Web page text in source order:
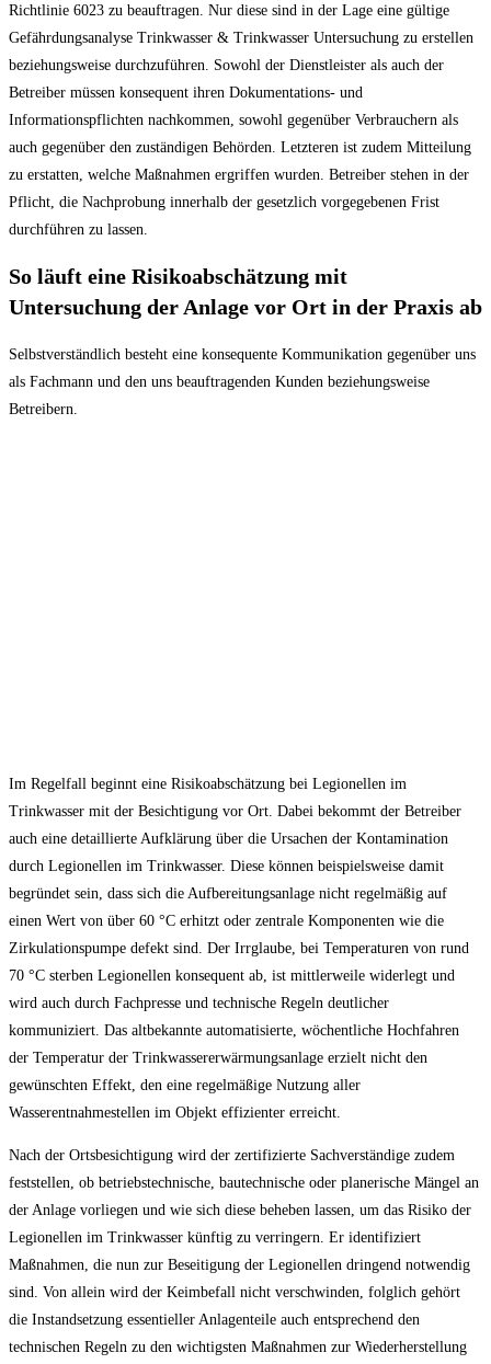
Richtlinie 6023 zu beauftragen. Nur diese sind in der Lage eine gültige
Gefährdungsanalyse Trinkwasser & Trinkwasser Untersuchung zu erstellen
beziehungsweise durchzuführen. Sowohl der Dienstleister als auch der
Betreiber müssen konsequent ihren Dokumentations- und
Informationspflichten nachkommen, sowohl gegenüber Verbrauchern als
auch gegenüber den zuständigen Behörden. Letzteren ist zudem Mitteilung
zu erstatten, welche Maßnahmen ergriffen wurden. Betreiber stehen in der
Pflicht, die Nachprobung innerhalb der gesetzlich vorgegebenen Frist
durchführen zu lassen.
So läuft eine Risikoabschätzung mit
Untersuchung der Anlage vor Ort in der Praxis ab
Selbstverständlich besteht eine konsequente Kommunikation gegenüber uns
als Fachmann und den uns beauftragenden Kunden beziehungsweise
Betreibern.
Im Regelfall beginnt eine Risikoabschätzung bei Legionellen im
Trinkwasser mit der Besichtigung vor Ort. Dabei bekommt der Betreiber
auch eine detaillierte Aufklärung über die Ursachen der Kontamination
durch Legionellen im Trinkwasser. Diese können beispielsweise damit
begründet sein, dass sich die Aufbereitungsanlage nicht regelmäßig auf
einen Wert von über 60 °C erhitzt oder zentrale Komponenten wie die
Zirkulationspumpe defekt sind. Der Irrglaube, bei Temperaturen von rund
70 °C sterben Legionellen konsequent ab, ist mittlerweile widerlegt und
wird auch durch Fachpresse und technische Regeln deutlicher
kommuniziert. Das altbekannte automatisierte, wöchentliche Hochfahren
der Temperatur der Trinkwassererwärmungsanlage erzielt nicht den
gewünschten Effekt, den eine regelmäßige Nutzung aller
Wasserentnahmestellen im Objekt effizienter erreicht.
Nach der Ortsbesichtigung wird der zertifizierte Sachverständige zudem
feststellen, ob betriebstechnische, bautechnische oder planerische Mängel an
der Anlage vorliegen und wie sich diese beheben lassen, um das Risiko der
Legionellen im Trinkwasser künftig zu verringern. Er identifiziert
Maßnahmen, die nun zur Beseitigung der Legionellen dringend notwendig
sind. Von allein wird der Keimbefall nicht verschwinden, folglich gehört
die Instandsetzung essentieller Anlagenteile auch entsprechend den
technischen Regeln zu den wichtigsten Maßnahmen zur Wiederherstellung